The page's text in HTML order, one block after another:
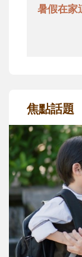
暑假在家
焦點話題